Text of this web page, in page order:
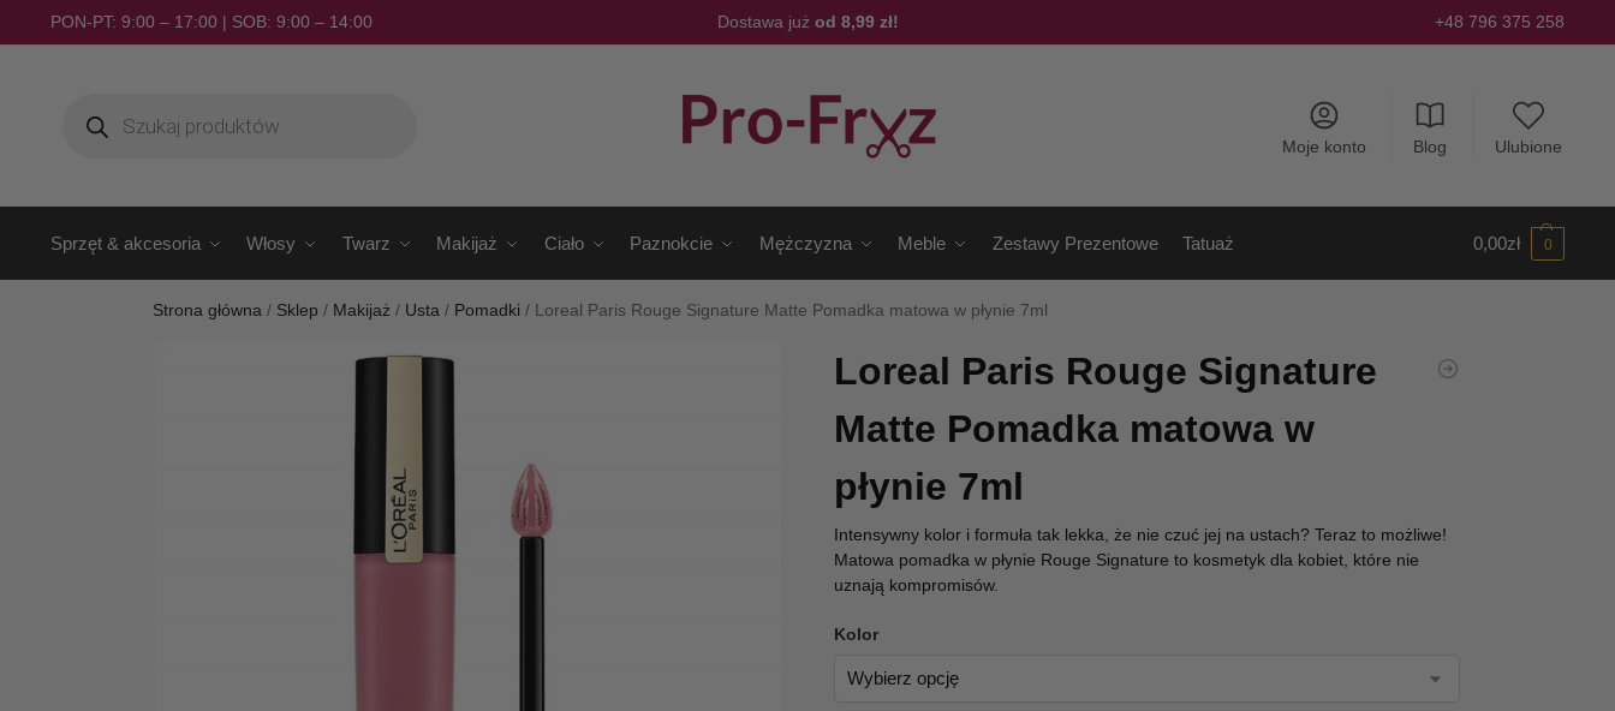
PON-PT: 9:00 – 17:00 | SOB: 9:00 – 14:00 Dostawa już od 8,99 zł! +48 796 375 258
Moje konto Blog Ulubione
Sprzęt & akcesoria Włosy Twarz Makijaż Ciało Paznokcie Mężczyzna Meble Zestawy Prezentowe Tatuaż 0,00zł 0
Strona główna / Sklep / Makijaż / Usta / Pomadki / Loreal Paris Rouge Signature Matte Pomadka matowa w płynie 7ml
Loreal Paris Rouge Signature
Matte Pomadka matowa w
płynie 7ml
Intensywny kolor i formuła tak lekka, że nie czuć jej na ustach? Teraz to możliwe!
Matowa pomadka w płynie Rouge Signature to kosmetyk dla kobiet, które nie
uznają kompromisów.
Kolor